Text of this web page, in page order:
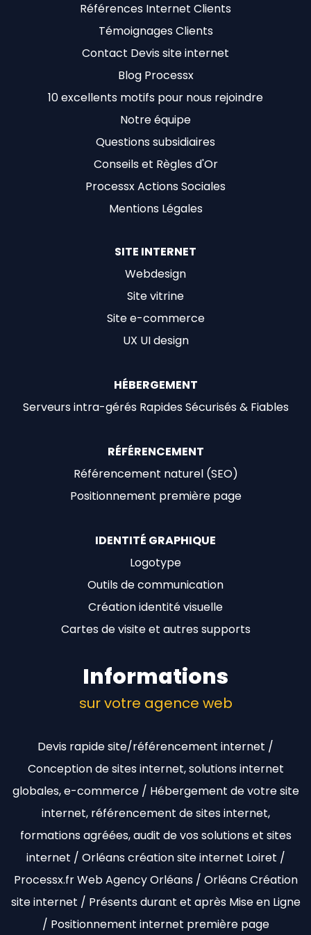
Références Internet Clients
Témoignages Clients
Contact Devis site internet
Blog Processx
10 excellents motifs pour nous rejoindre
Notre équipe
Questions subsidiaires
Conseils et Règles d'Or
Processx Actions Sociales
Mentions Légales
SITE INTERNET
Webdesign
Site vitrine
Site e-commerce
UX UI design
HÉBERGEMENT
Serveurs intra-gérés Rapides Sécurisés & Fiables
RÉFÉRENCEMENT
Référencement naturel (SEO)
Positionnement première page
IDENTITÉ GRAPHIQUE
Logotype
Outils de communication
Création identité visuelle
Cartes de visite et autres supports
Informations
sur votre agence web
Devis rapide site/référencement internet /
Conception de sites internet, solutions internet
globales, e-commerce / Hébergement de votre site
internet, référencement de sites internet,
formations agréées, audit de vos solutions et sites
internet / Orléans création site internet Loiret /
Processx.fr Web Agency Orléans / Orléans Création
site internet / Présents durant et après Mise en Ligne
/ Positionnement internet première page